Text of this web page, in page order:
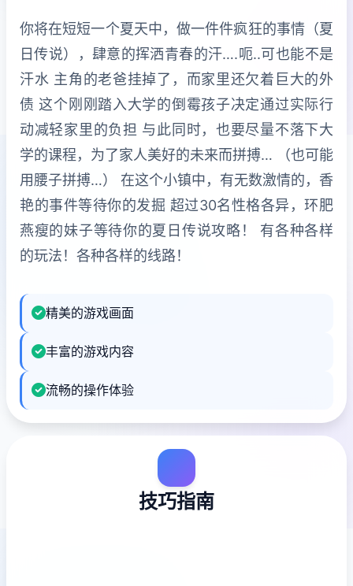
你将在短短一个夏天中，做一件件疯狂的事情（夏
日传说），肆意的挥洒青春的汗….呃..可也能不是
汗水 主角的老爸挂掉了，而家里还欠着巨大的外
债 这个刚刚踏入大学的倒霉孩子决定通过实际行
动减轻家里的负担 与此同时，也要尽量不落下大
学的课程，为了家人美好的未来而拼搏… （也可能
用腰子拼搏…） 在这个小镇中，有无数激情的，香
艳的事件等待你的发掘 超过30名性格各异，环肥
燕瘦的妹子等待你的夏日传说攻略！ 有各种各样
的玩法！各种各样的线路！
精美的游戏画面
丰富的游戏内容
流畅的操作体验
技巧指南